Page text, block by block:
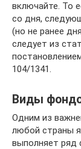
включайте. То
со дня,
(но не ранее
следует из
104/1341.
Виды
Одним из
любой страны
выполняет ряд